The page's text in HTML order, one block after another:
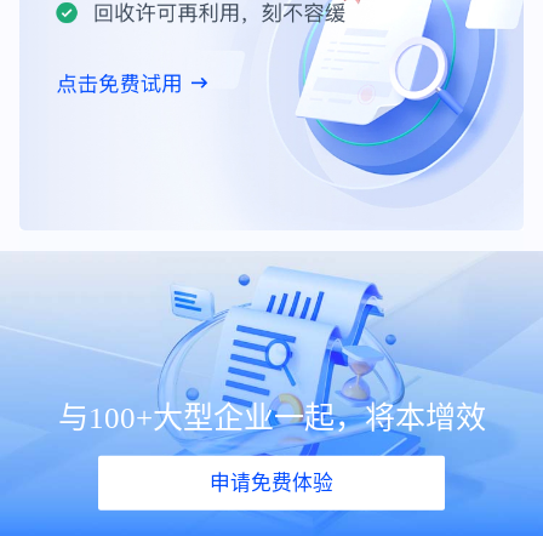
与100+大型企业一起，将本增效
申请免费体验